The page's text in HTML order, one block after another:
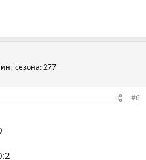
сезона: 277
#6